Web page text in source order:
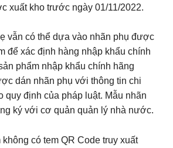
xuất kho trước ngày 01/11/2022.
vẫn có thể dựa vào nhãn phụ được
để xác định hàng nhập khẩu chính
phẩm nhập khẩu chính hãng
dán nhãn phụ với thông tin chi
quy định của pháp luật. Mẫu nhãn
ký với cơ quản quản lý nhà nước.
có tem QR Code truy xuất